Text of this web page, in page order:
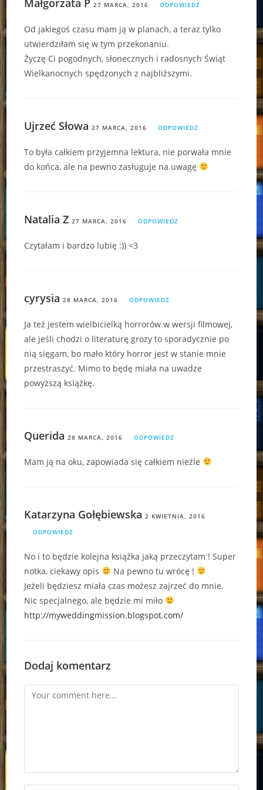
Małgorzata P 27 MARCA, 2016 ODPOWIEDZ
Od jakiegoś czasu mam ją w planach, a teraz tylko
utwierdziłam się w tym przekonaniu.
Życzę Ci pogodnych, słonecznych i radosnych Świąt
Wielkanocnych spędzonych z najbliższymi.
Ujrzeć Słowa 27 MARCA, 2016 ODPOWIEDZ
To była całkiem przyjemna lektura, nie porwała mnie
do końca, ale na pewno zasługuje na uwagę
Natalia Z 27 MARCA, 2016 ODPOWIEDZ
Czytałam i bardzo lubię :)) <3
cyrysia 28 MARCA, 2016 ODPOWIEDZ
Ja też jestem wielbicielką horrorów w wersji filmowej,
ale jeśli chodzi o literaturę grozy to sporadycznie po
nią sięgam, bo mało który horror jest w stanie mnie
przestraszyć. Mimo to będę miała na uwadze
powyższą książkę.
Querida 28 MARCA, 2016 ODPOWIEDZ
Mam ją na oku, zapowiada się całkiem nieźle
Katarzyna Gołębiewska 2 KWIETNIA, 2016
ODPOWIEDZ
No i to będzie kolejna książka jaką przeczytam ! Super
notka, ciekawy opis
Na pewno tu wrócę !
Jeżeli będziesz miała czas możesz zajrzeć do mnie.
Nic specjalnego, ale będzie mi miło
http://myweddingmission.blogspot.com/
Dodaj komentarz
Comment